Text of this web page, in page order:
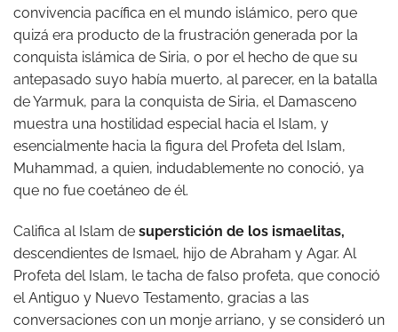
convivencia pacífica en el mundo islámico, pero que
quizá era producto de la frustración generada por la
conquista islámica de Siria, o por el hecho de que su
antepasado suyo había muerto, al parecer, en la batalla
de Yarmuk, para la conquista de Siria, el Damasceno
muestra una hostilidad especial hacia el Islam, y
esencialmente hacia la figura del Profeta del Islam,
Muhammad, a quien, indudablemente no conoció, ya
que no fue coetáneo de él.
Califica al Islam de superstición de los ismaelitas,
descendientes de Ismael, hijo de Abraham y Agar. Al
Profeta del Islam, le tacha de falso profeta, que conoció
el Antiguo y Nuevo Testamento, gracias a las
conversaciones con un monje arriano, y se consideró un